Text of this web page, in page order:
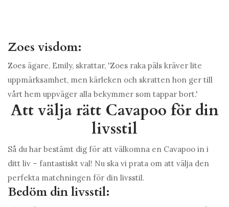
Zoes visdom:
Zoes ägare, Emily, skrattar, 'Zoes raka päls kräver lite
uppmärksamhet, men kärleken och skratten hon ger till
vårt hem uppväger alla bekymmer som tappar bort.'
Att välja rätt Cavapoo för din
livsstil
Så du har bestämt dig för att välkomna en Cavapoo in i
ditt liv – fantastiskt val! Nu ska vi prata om att välja den
perfekta matchningen för din livsstil.
Bedöm din livsstil: